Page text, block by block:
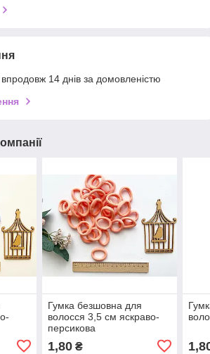
14 днів за домовленістю
Гумка безшовна для
волосся 3,5 см яскраво-
персикова
1,80₴